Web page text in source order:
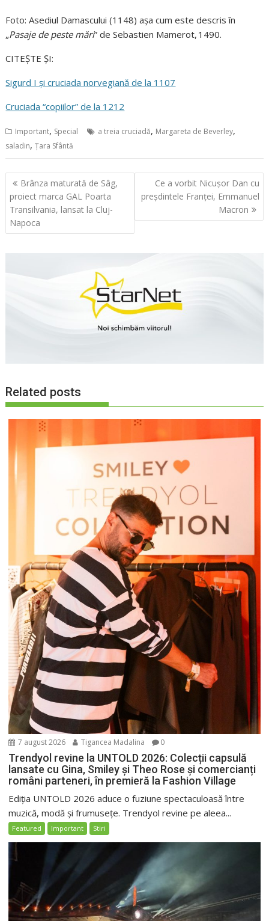
Foto: Asediul Damascului (1148) așa cum este descris în
„Pasaje de peste mări” de Sebastien Mamerot, 1490.
CITEȘTE ȘI:
Sigurd I și cruciada norvegiană de la 1107
Cruciada “copiilor” de la 1212
Important, Special a treia cruciadă, Margareta de Beverley,
saladin,Țara Sfântă
Navigare
în
articole
Brânza maturată de Sâg,
proiect marca GAL Poarta
Transilvania, lansat la Cluj-
Napoca
Ce a vorbit Nicușor Dan cu
preșdintele Franței, Emmanuel
Macron
Related posts
7 august 2026 Tigancea Madalina 0
Trendyol revine la UNTOLD 2026: Colecții capsulă
lansate cu Gina, Smiley și Theo Rose și comercianți
români parteneri, în premieră la Fashion Village
Ediția UNTOLD 2026 aduce o fuziune spectaculoasă între
muzică, modă și frumusețe. Trendyol revine pe aleea...
Featured Important Stiri